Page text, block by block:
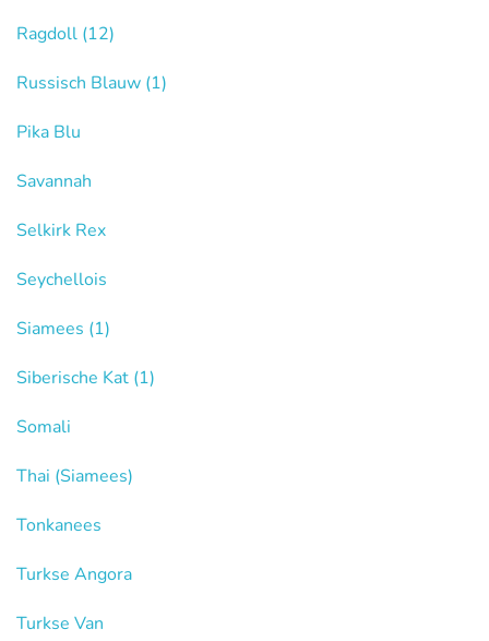
Ragdoll (12)
Russisch Blauw (1)
Pika Blu
Savannah
Selkirk Rex
Seychellois
Siamees (1)
Siberische Kat (1)
Somali
Thai (Siamees)
Tonkanees
Turkse Angora
Turkse Van